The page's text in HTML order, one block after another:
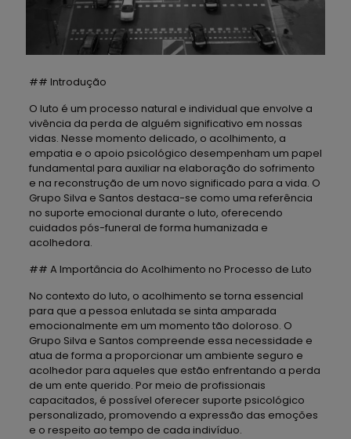
## Introdução
O luto é um processo natural e individual que envolve a
vivência da perda de alguém significativo em nossas
vidas. Nesse momento delicado, o acolhimento, a
empatia e o apoio psicológico desempenham um papel
fundamental para auxiliar na elaboração do sofrimento
e na reconstrução de um novo significado para a vida. O
Grupo Silva e Santos destaca-se como uma referência
no suporte emocional durante o luto, oferecendo
cuidados pós-funeral de forma humanizada e
acolhedora.
## A Importância do Acolhimento no Processo de Luto
No contexto do luto, o acolhimento se torna essencial
para que a pessoa enlutada se sinta amparada
emocionalmente em um momento tão doloroso. O
Grupo Silva e Santos compreende essa necessidade e
atua de forma a proporcionar um ambiente seguro e
acolhedor para aqueles que estão enfrentando a perda
de um ente querido. Por meio de profissionais
capacitados, é possível oferecer suporte psicológico
personalizado, promovendo a expressão das emoções
e o respeito ao tempo de cada indivíduo.